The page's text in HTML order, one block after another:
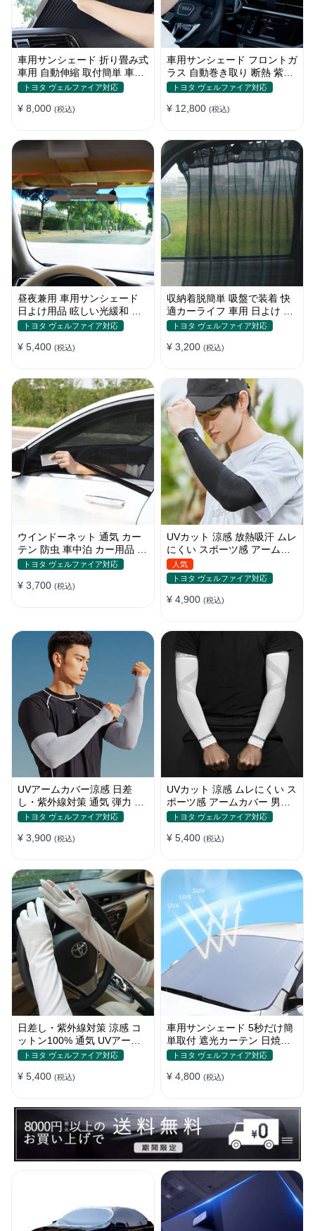
車用サンシェード 折り畳み式
車用 自動伸縮 取付簡単 車中
泊 紫外線UVカット 仮眠 断熱
トヨタ ヴェルファイア対応
¥ 8,000 (税込)
車用サンシェード フロントガ
ラス 自動巻き取り 断熱 紫外
線 UVカット 取付収納便利
トヨタ ヴェルファイア対応
¥ 12,800 (税込)
昼夜兼用 車用サンシェード
日よけ用品 眩しい光緩和 長
時間運転 特殊遮光素材
トヨタ ヴェルファイア対応
¥ 5,400 (税込)
収納着脱簡単 吸盤で装着 快
適カーライフ 車用 日よけ 遮
光 UVカット 通気
トヨタ ヴェルファイア対応
¥ 3,200 (税込)
ウインドーネット 通気 カー
テン 防虫 車中泊 カー用品 網
戸 取付簡単
トヨタ ヴェルファイア対応
¥ 3,700 (税込)
UVカット 涼感 放熱吸汗 ムレ
にくい スポーツ感 アームカ
バー 男女汎用
人気
トヨタ ヴェルファイア対応
¥ 4,900 (税込)
UVアームカバー涼感 日差
し・紫外線対策 通気 弾力 ス
ポーツ感 メンズ
トヨタ ヴェルファイア対応
¥ 3,900 (税込)
UVカット 涼感 ムレにくい ス
ポーツ感 アームカバー 男女
汎用 xs-xxl
トヨタ ヴェルファイア対応
¥ 5,400 (税込)
日差し・紫外線対策 涼感 コ
ットン100% 通気 UVアーム
カバー 美活計画
トヨタ ヴェルファイア対応
¥ 5,400 (税込)
車用サンシェード 5秒だけ簡
単取付 遮光カーテン 日焼け
対策 断熱 汎用
トヨタ ヴェルファイア対応
¥ 4,800 (税込)